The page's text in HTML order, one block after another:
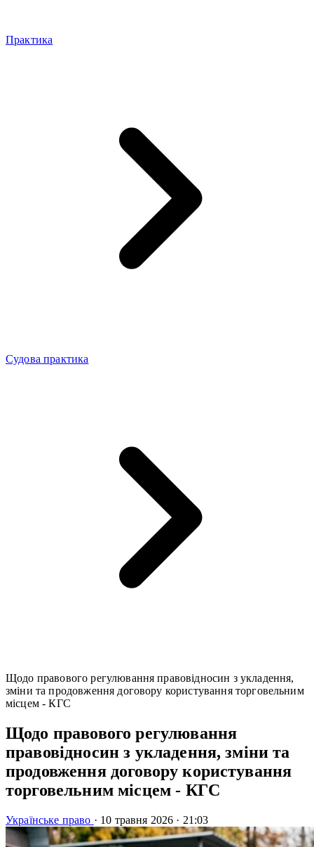
Практика
Судова практика
Щодо правового регулювання правовідносин з укладення,
зміни та продовження договору користування торговельним
місцем - КГС
Щодо правового регулювання
правовідносин з укладення, зміни та
продовження договору користування
торговельним місцем - КГС
Українське право · 10 травня 2026 · 21:03